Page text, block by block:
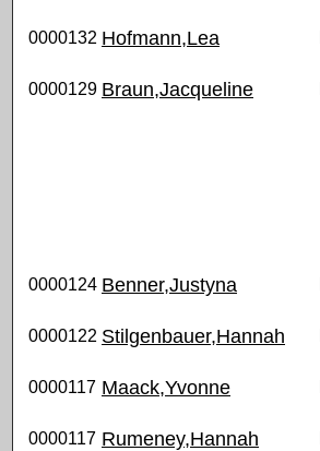
0000132 Hofmann,Lea
0000129 Braun,Jacqueline
0000124 Benner,Justyna
0000122 Stilgenbauer,Hannah
0000117 Maack,Yvonne
0000117 Rumeney,Hannah